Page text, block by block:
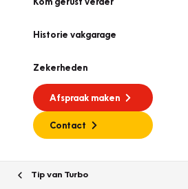
Historie vakgarage
Zekerheden
Afspraak maken
Contact
Tip van Turbo